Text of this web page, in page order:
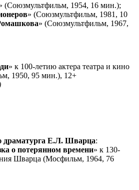
(Союзмультфильм, 1954, 16 мин.);
» (Союзмультфильм, 1981, 10
» (Союзмультфильм, 1967,
» к 100-летию актера театра и кино
1950, 95 мин.), 12+
Е.Л. Шварца:
о потерянном времени» к 130-
Шварца (Мосфильм, 1964, 76